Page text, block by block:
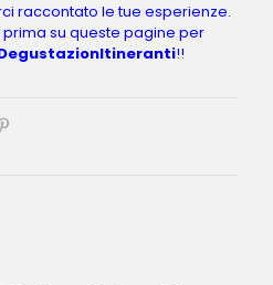
raccontato le tue esperienze.
su queste pagine per
!!